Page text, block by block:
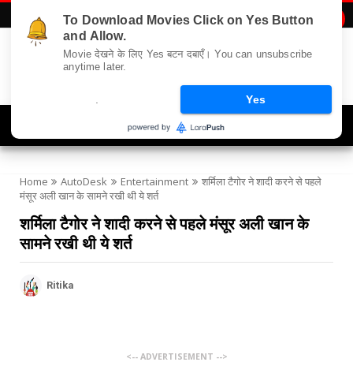
Home AutoDesk Entertainment
शर्मिला टैगोर ने शादी करने से पहले
मंसूर अली खान के सामने रखी थी ये शर्त
शर्मिला टैगोर ने शादी करने से पहले मंसूर अली खान के
सामने रखी थी ये शर्त
Ritika
<-- ADVERTISEMENT -->
To Download Movies Click on Yes Button
and Allow.
Movie देखने के लिए Yes बटन दबाएँ। You can unsubscribe
anytime later.
Yes